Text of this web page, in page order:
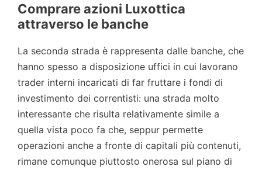
Comprare azioni Luxottica
attraverso le banche
La seconda strada è rappresenta dalle banche, che
hanno spesso a disposizione uffici in cui lavorano
trader interni incaricati di far fruttare i fondi di
investimento dei correntisti: una strada molto
interessante che risulta relativamente simile a
quella vista poco fa che, seppur permette
operazioni anche a fronte di capitali più contenuti,
rimane comunque piuttosto onerosa sul piano di